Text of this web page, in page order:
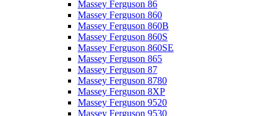
Massey Ferguson 86
Massey Ferguson 860
Massey Ferguson 860B
Massey Ferguson 860S
Massey Ferguson 860SE
Massey Ferguson 865
Massey Ferguson 87
Massey Ferguson 8780
Massey Ferguson 8XP
Massey Ferguson 9520
Massey Ferguson 9530